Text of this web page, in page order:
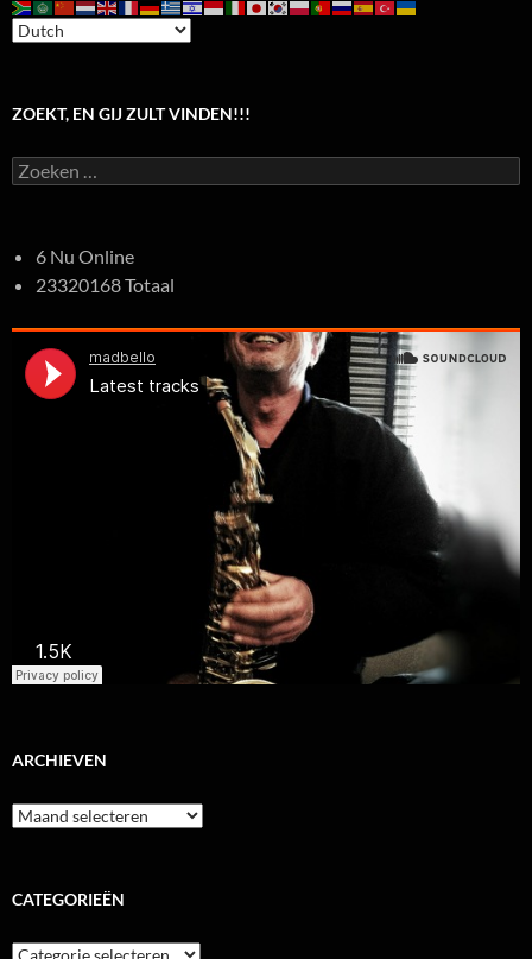
ZOEKT, EN GIJ ZULT VINDEN!!!
Zoeken
naar:
6 Nu Online
23320168 Totaal
ARCHIEVEN
Archieven
CATEGORIEËN
Categorieën